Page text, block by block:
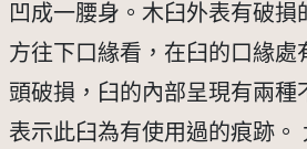
凹成一腰身。木臼外表有破損
方往下口緣看，在臼的口緣處
頭破損，臼的內部呈現有兩種
表示此臼為有使用過的痕跡。